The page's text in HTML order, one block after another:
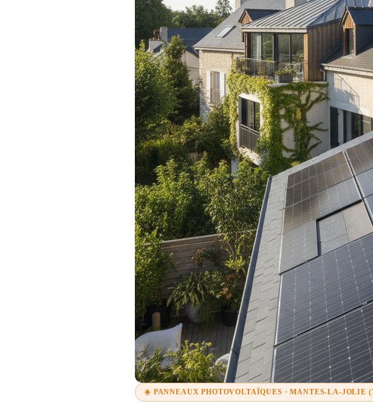
☀️ PANNEAUX PHOTOVOLTAÏQUES · MANTES-LA-JOLIE